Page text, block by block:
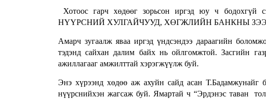
Хотоос гарч хөдөөг зорьсон иргэд юу ч бодохгүй
НҮҮРСНИЙ ХУЛГАЙЧУУД, ХӨГЖЛИЙН БАНКНЫ
Амарч зугаалж яваа иргэд үндсэндээ дараагийн
тэдэнд сайхан далим байх нь ойлгомжтой. Засгийн
ажиллагааг амжилттай хэрэгжүүлж буй.
Энэ хүрээнд хөдөө аж ахуйн сайд асан Т.Бадамжунайг
нүүрснийхэн жагсаж буй. Ямартай ч “Эрдэнэс таван